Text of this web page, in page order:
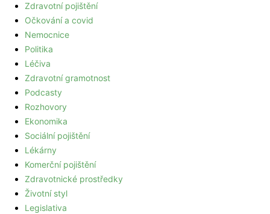
Zdravotní pojištění
Očkování a covid
Nemocnice
Politika
Léčiva
Zdravotní gramotnost
Podcasty
Rozhovory
Ekonomika
Sociální pojištění
Lékárny
Komerční pojištění
Zdravotnické prostředky
Životní styl
Legislativa